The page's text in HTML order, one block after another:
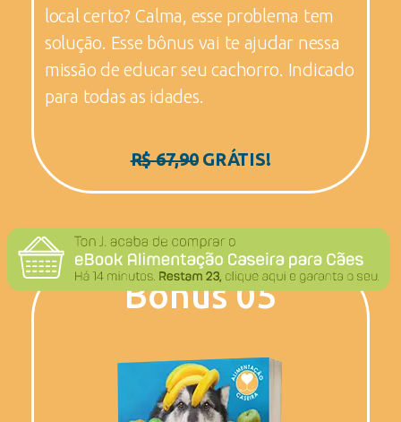
local certo? Calma, esse problema tem
solução. Esse bônus vai te ajudar nessa
missão de educar seu cachorro. Indicado
para todas as idades.
R$ 67,90GRÁTIS!
Bônus 05